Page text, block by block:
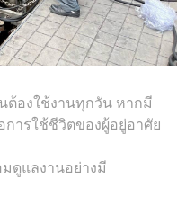
องใช้งานทุกวัน หากมี
การใช้ชีวิตของผู้อยู่อาศัย
ดูแลงานอย่างมี